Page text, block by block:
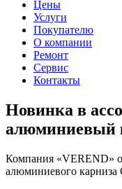
Цены
Услуги
Покупателю
О компании
Ремонт
Сервис
Контакты
Новинка в
алюминиевый
Компания «VEREND»
алюминиевого карниза